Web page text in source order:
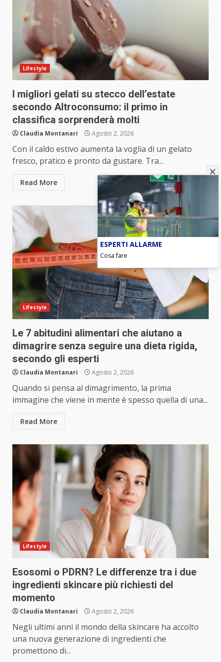
Lifestyle
I migliori gelati su stecco dell’estate
secondo Altroconsumo: il primo in
classifica sorprenderà molti
Claudia Montanari Agosto 2, 2026
Con il caldo estivo aumenta la voglia di un gelato
fresco, pratico e pronto da gustare. Tra...
Read More
Lifestyle
Le 7 abitudini alimentari che aiutano a
dimagrire senza seguire una dieta rigida,
secondo gli esperti
Claudia Montanari Agosto 2, 2026
Quando si pensa al dimagrimento, la prima
immagine che viene in mente è spesso quella di una...
Read More
Lifestyle
Esosomi o PDRN? Le differenze tra i due
ingredienti skincare più richiesti del
momento
Claudia Montanari Agosto 2, 2026
Negli ultimi anni il mondo della skincare ha accolto
una nuova generazione di ingredienti che
promettono di...
ESPERTI ALLARME
Cosa fare